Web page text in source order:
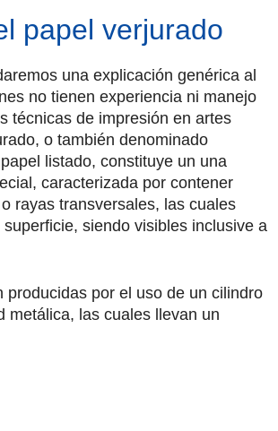
papel verjurado
una explicación genérica al
no tienen experiencia ni manejo
técnicas de impresión en artes
o también denominado
listado, constituye un una
caracterizada por contener
rayas transversales, las cuales
siendo visibles inclusive a
producidas por el uso de un cilindro
metálica, las cuales llevan un